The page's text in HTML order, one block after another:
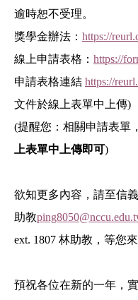
逾時恕不受理。
獎學金辦法： https://
線上申請表格： https://
申請表格連結 https://
文件於線上表單中上傳)
(提醒您：相關申請表單
上表單中上傳即可)
欲知更多內容，請至信
助教
ext. 1807 林助教，等您來
預祝各位在新的一年，